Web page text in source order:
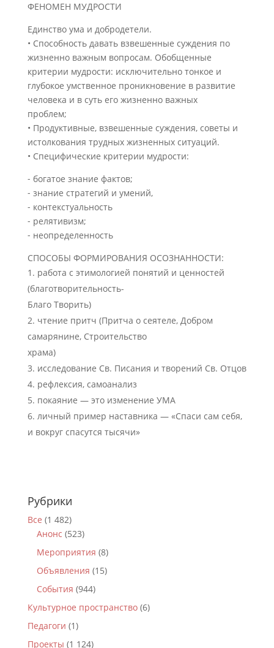
ФЕНОМЕН МУДРОСТИ
Единство ума и добродетели.
• Способность давать взвешенные суждения по
жизненно важным вопросам. Обобщенные
критерии мудрости: исключительно тонкое и
глубокое умственное проникновение в развитие
человека и в суть его жизненно важных
проблем;
• Продуктивные, взвешенные суждения, советы и
истолкования трудных жизненных ситуаций.
• Специфические критерии мудрости:
⁃ богатое знание фактов;
⁃ знание стратегий и умений,
⁃ контекстуальность
⁃ релятивизм;
⁃ неопределенность
СПОСОБЫ ФОРМИРОВАНИЯ ОСОЗНАННОСТИ:
работа с этимологией понятий и ценностей
(благотворительность-
Благо Творить)
чтение притч (Притча о сеятеле, Добром
самарянине, Строительство
храма)
исследование Св. Писания и творений Св. Отцов
рефлексия, самоанализ
покаяние — это изменение УМА
личный пример наставника — «Спаси сам себя,
и вокруг спасутся тысячи»
Рубрики
Все (1 482)
Анонс (523)
Мероприятия (8)
Объявления (15)
События (944)
Культурное пространство(6)
Педагоги (1)
Проекты (1 124)